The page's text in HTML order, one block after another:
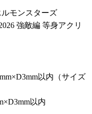
モンスターズ
強敵編 等身アクリ
以内（サイズ
以内